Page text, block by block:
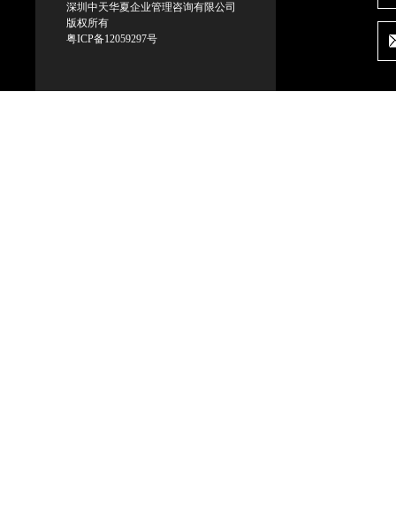
深圳中天华夏企业管理咨询有限公司
版权所有
粤ICP备12059297号